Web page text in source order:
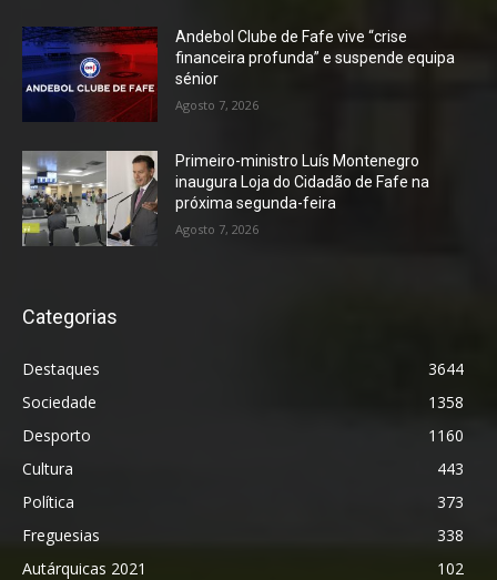
Andebol Clube de Fafe vive “crise
financeira profunda” e suspende equipa
sénior
Agosto 7, 2026
Primeiro-ministro Luís Montenegro
inaugura Loja do Cidadão de Fafe na
próxima segunda-feira
Agosto 7, 2026
Categorias
Destaques
3644
Sociedade
1358
Desporto
1160
Cultura
443
Política
373
Freguesias
338
Autárquicas 2021
102